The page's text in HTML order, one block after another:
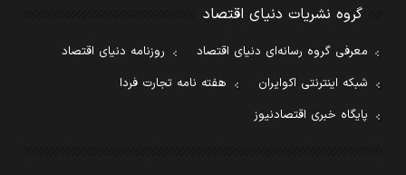
گروه نشریات دنیای اقتصاد
معرفی گروه رسانه‌ای دنیای اقتصاد
روزنامه دنیای اقتصاد
شبکه اینترنتی اکوایران
هفته نامه تجارت فردا
پایگاه خبری اقتصادنیوز